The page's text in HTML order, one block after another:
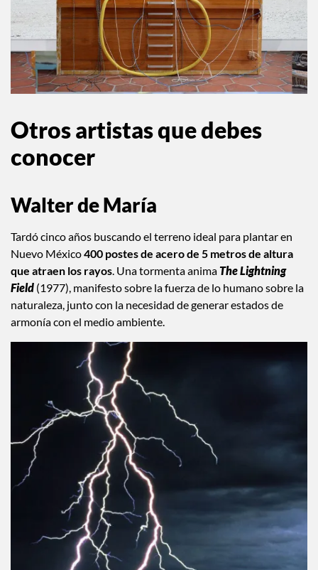
Otros artistas que debes
conocer
Walter de María
Tardó cinco años buscando el terreno ideal para plantar en
Nuevo México400 postes de acero de 5 metros de altura
que atraen los rayos. Una tormenta animaThe Lightning
Field (1977), manifesto sobre la fuerza de lo humano sobre la
naturaleza, junto con la necesidad de generar estados de
armonía con el medio ambiente.